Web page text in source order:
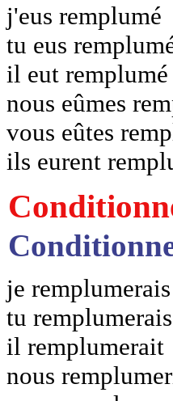
j'eus remplumé
tu eus
il eut remplumé
nous eûmes
vous eûtes
ils eurent
je remplumerais
tu remplumerais
il remplumerait
nous